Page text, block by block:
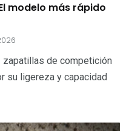
modelo más rápido
zapatillas de competición
su ligereza y capacidad